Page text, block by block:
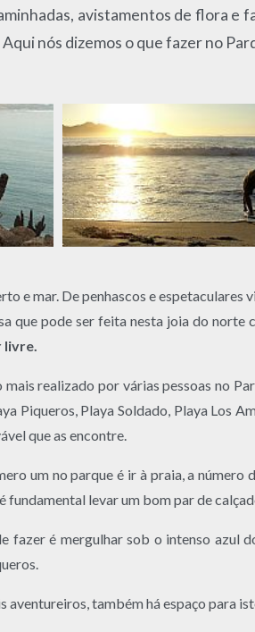
avistamentos de flora e
nós dizemos o que fazer no
e mar. De penhascos e espetaculares
que pode ser feita nesta joia do
mais realizado por várias pessoas no
Piqueros, Playa Soldado, Playa Los
que as encontre.
um no parque é ir à praia, a
fundamental levar um bom par de
fazer é mergulhar sob o intenso azul
aventureiros, também há espaço para